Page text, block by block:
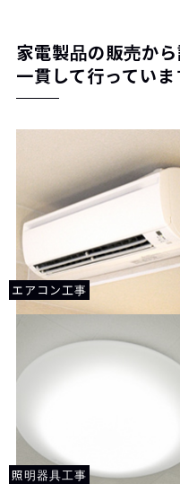
家電製品の販売か
一貫して行っていま
エアコン工事
照明器具工事